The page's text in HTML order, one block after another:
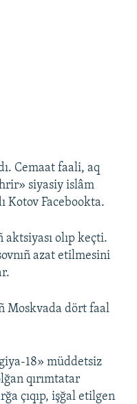
Cemaat faali, aq
siyasiy islâm
Kotov Facebookta.
olıp keçti.
azat etilmesini
Moskvada dört faal
18» müddetsiz
qırımtatar
çıqıp, işğal etilgen